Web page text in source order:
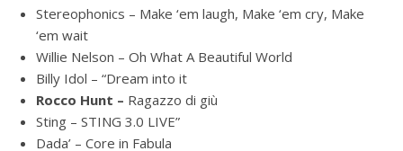
Stereophonics – Make ‘em laugh, Make ‘em cry, Make
‘em wait
Willie Nelson – Oh What A Beautiful World
Billy Idol – “Dream into it
Rocco Hunt – Ragazzo di giù
Sting – STING 3.0 LIVE”
Dada’ – Core in Fabula